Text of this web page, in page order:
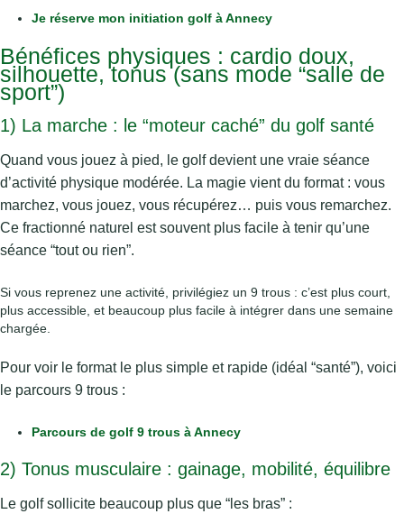
Je réserve mon initiation golf à Annecy
Bénéfices physiques : cardio doux,
silhouette, tonus (sans mode “salle de
sport”)
1) La marche : le “moteur caché” du golf santé
Quand vous jouez à pied, le golf devient une vraie séance
d’activité physique modérée. La magie vient du format : vous
marchez, vous jouez, vous récupérez… puis vous remarchez.
Ce fractionné naturel est souvent plus facile à tenir qu’une
séance “tout ou rien”.
Si vous reprenez une activité, privilégiez un 9 trous : c’est plus court,
plus accessible, et beaucoup plus facile à intégrer dans une semaine
chargée.
Pour voir le format le plus simple et rapide (idéal “santé”), voici
le parcours 9 trous :
Parcours de golf 9 trous à Annecy
2) Tonus musculaire : gainage, mobilité, équilibre
Le golf sollicite beaucoup plus que “les bras” :